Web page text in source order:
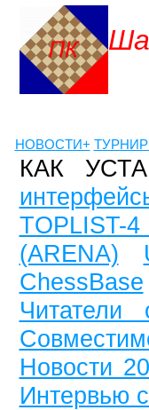
НОВОСТИ+
КАК
TOPLIST-4
(ARENA)
ChessBase
Читатели
Новости
Интервью